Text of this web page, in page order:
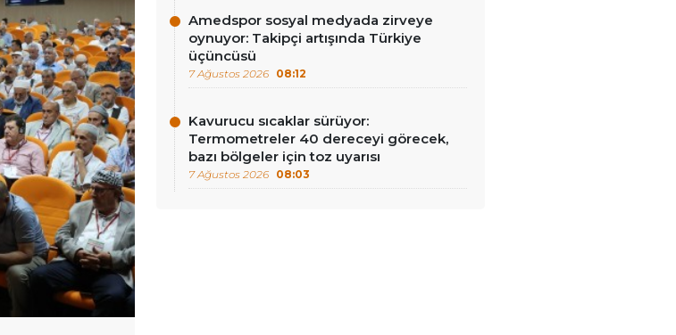
Amedspor sosyal medyada zirveye
oynuyor: Takipçi artışında Türkiye
üçüncüsü
7 Ağustos 2026 08:12
Kavurucu sıcaklar sürüyor:
Termometreler 40 dereceyi görecek,
bazı bölgeler için toz uyarısı
7 Ağustos 2026 08:03